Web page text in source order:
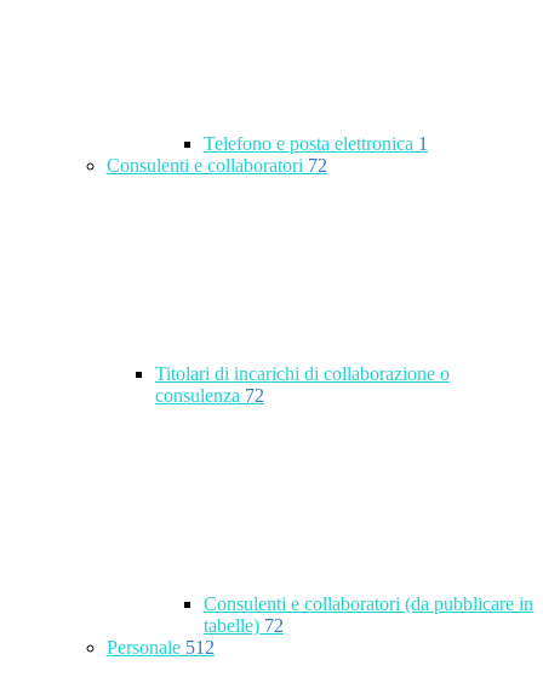
Telefono e posta elettronica 1
Consulenti e collaboratori 72
Titolari di incarichi di collaborazione o
consulenza 72
Consulenti e collaboratori (da pubblicare in
tabelle) 72
Personale 512